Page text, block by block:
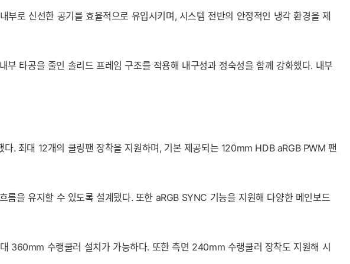
로 신선한 공기를 효율적으로 유입시키며, 시스템 전반의 안정적인 냉각 환경을 제
타공을 줄인 솔리드 프레임 구조를 적용해 내구성과 정숙성을 함께 강화했다. 내부
다. 최대 12개의 쿨링팬 장착을 지원하며, 기본 제공되는 120mm HDB aRGB PWM 팬
을 유지할 수 있도록 설계됐다. 또한 aRGB SYNC 기능을 지원해 다양한 메인보드
360mm 수랭쿨러 설치가 가능하다. 또한 측면 240mm 수랭쿨러 장착도 지원해 시